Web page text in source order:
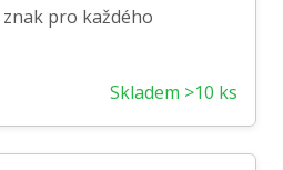
pro každého
Skladem >10 ks